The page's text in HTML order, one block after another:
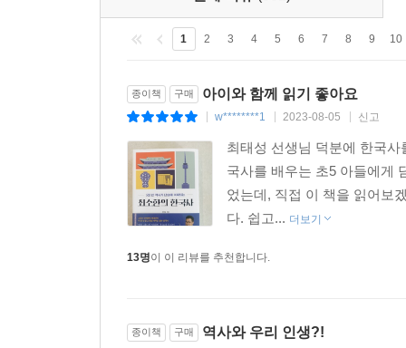
1 2 3 4 5 6 7 8 9 10
종이책 구매 아이와 함께 읽기 좋아요
w********1 2023-08-05 신고
최태성 선생님 덕분에 한국
국사를 배우는 초5 아들에게
었는데, 직접 이 책을 읽어보
다. 쉽고... 더보기
13명이 이 리뷰를 추천합니다.
종이책 구매 역사와 우리 인생?!